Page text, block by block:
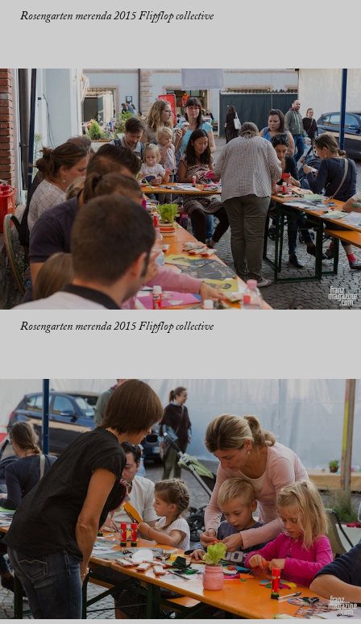
Rosengarten merenda 2015 Flipflop collective
Rosengarten merenda 2015 Flipflop collective